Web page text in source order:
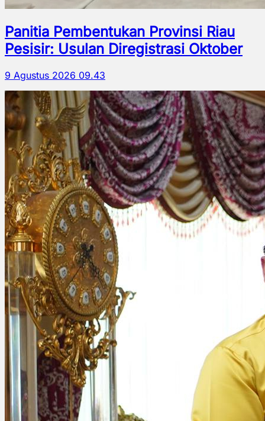
Panitia Pembentukan Provinsi Riau
Pesisir: Usulan Diregistrasi Oktober
9 Agustus 2026 09.43